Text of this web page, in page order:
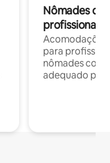
Nômades
profissionais
para
nômades com
adequado